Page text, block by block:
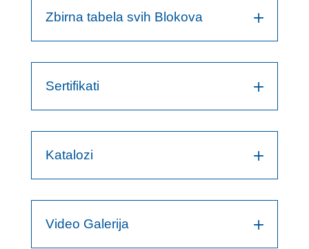
Zbirna tabela svih Blokova
Sertifikati
Katalozi
Video Galerija